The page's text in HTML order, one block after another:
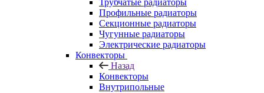
Трубчатые радиаторы
Профильные радиаторы
Секционные радиаторы
Чугунные радиаторы
Электрические радиаторы
Конвекторы
Назад
Конвекторы
Внутрипольные